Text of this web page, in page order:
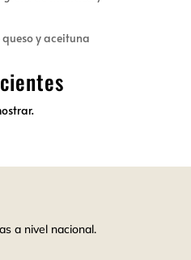
y aceituna
a nivel nacional.